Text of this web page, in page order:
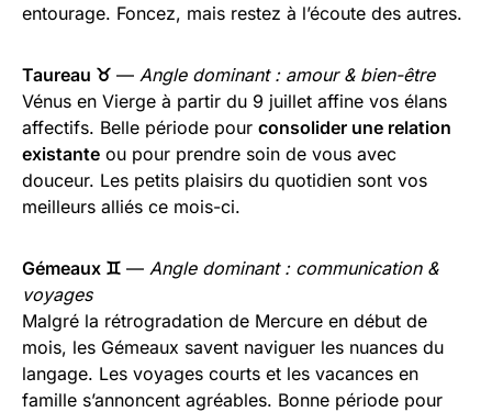
entourage. Foncez, mais restez à l’écoute des autres.
Taureau ♉ — Angle dominant : amour & bien-être
Vénus en Vierge à partir du 9 juillet affine vos élans
affectifs. Belle période pour consolider une relation
existante ou pour prendre soin de vous avec
douceur. Les petits plaisirs du quotidien sont vos
meilleurs alliés ce mois-ci.
Gémeaux ♊ — Angle dominant : communication &
voyages
Malgré la rétrogradation de Mercure en début de
mois, les Gémeaux savent naviguer les nuances du
langage. Les voyages courts et les vacances en
famille s’annoncent agréables. Bonne période pour